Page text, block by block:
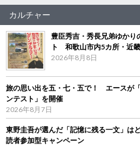
カルチャー
豊臣秀吉・秀長兄弟ゆかり
ト 和歌山市内5カ所・近
2026年8月8日
旅の思い出を五・七・五で！ エースが
ンテスト」を開催
2026年8月7日
東野圭吾が選んだ「記憶に残る一文」
読者参加型キャンペーン